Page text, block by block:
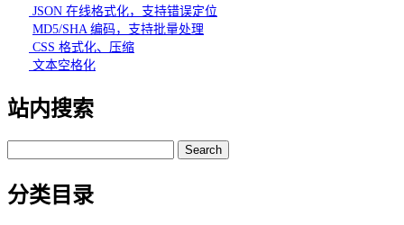
JSON 在线格式化，支持错误定位
MD5/SHA 编码，支持批量处理
CSS 格式化、压缩
文本空格化
站内搜索
for:
分类目录